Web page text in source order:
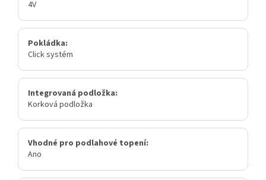
4V
Pokládka:
Click systém
Integrovaná podložka:
Korková podložka
Vhodné pro podlahové topení:
Ano